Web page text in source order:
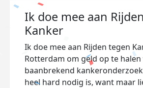
Ik doe mee aan
Kanker
Ik doe mee aan Rijden tegen
Rotterdam om geld op te
baanbrekend
heel hard nodig is, want maar